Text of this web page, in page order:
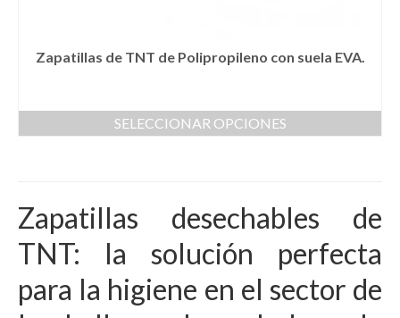
Zapatillas de TNT de Polipropileno con suela EVA.
SELECCIONAR OPCIONES
variantes.
opciones
pueden
Zapatillas desechables de
TNT: la solución perfecta
para la higiene en el sector de